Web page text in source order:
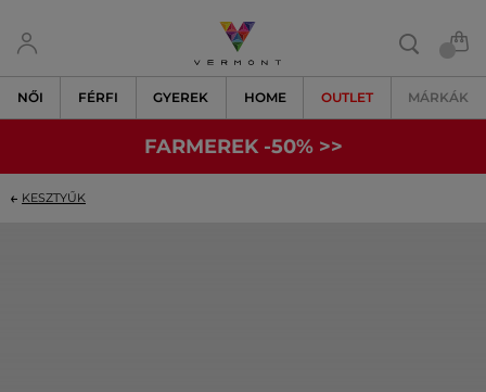
NŐI FÉRFI GYEREK HOME OUTLET MÁRKÁK
FARMEREK -50% >>
KESZTYŰK